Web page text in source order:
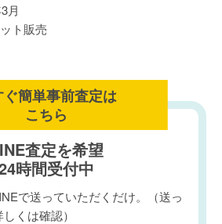
月
ト販売
簡単事前査定は
こちら
査定を希望
時間受付中
で送っていただくだけ。（送っ
くは確認）